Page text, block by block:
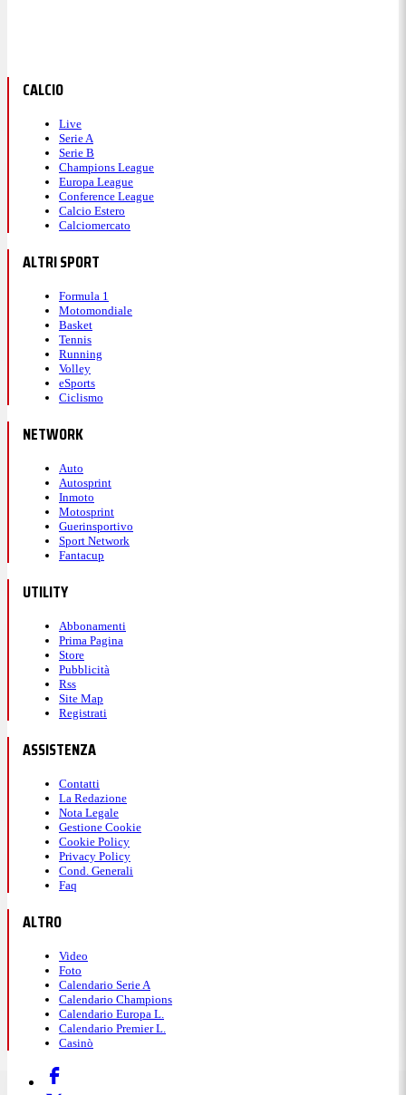
CALCIO
Live
Serie A
Serie B
Champions League
Europa League
Conference League
Calcio Estero
Calciomercato
ALTRI SPORT
Formula 1
Motomondiale
Basket
Tennis
Running
Volley
eSports
Ciclismo
NETWORK
Auto
Autosprint
Inmoto
Motosprint
Guerinsportivo
Sport Network
Fantacup
UTILITY
Abbonamenti
Prima Pagina
Store
Pubblicità
Rss
Site Map
Registrati
ASSISTENZA
Contatti
La Redazione
Nota Legale
Gestione Cookie
Cookie Policy
Privacy Policy
Cond. Generali
Faq
ALTRO
Video
Foto
Calendario Serie A
Calendario Champions
Calendario Europa L.
Calendario Premier L.
Casinò